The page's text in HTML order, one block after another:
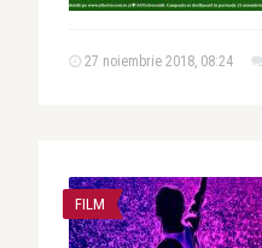
27 noiembrie 2018, 08:24
FILM